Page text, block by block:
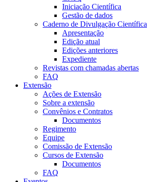
Iniciação Científica
Gestão de dados
Caderno de Divulgação Científica
Apresentação
Edição atual
Edições anteriores
Expediente
Revistas com chamadas abertas
FAQ
Extensão
Ações de Extensão
Sobre a extensão
Convênios e Contratos
Documentos
Regimento
Equipe
Comissão de Extensão
Cursos de Extensão
Documentos
FAQ